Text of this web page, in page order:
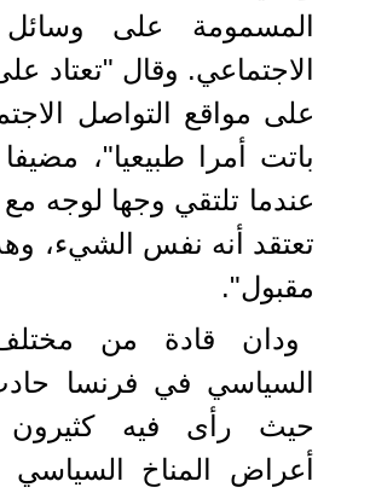
المسمومة على وسائل
الاجتماعي. وقال "تعتاد
على مواقع التواصل
باتت أمرا طبيعيا"،
عندما تلتقي وجها لوجه
تعتقد أنه نفس الشيء،
مقبول".
ودان قادة من
السياسي في فرنسا
حيث رأى فيه كثيرون
أعراض المناخ